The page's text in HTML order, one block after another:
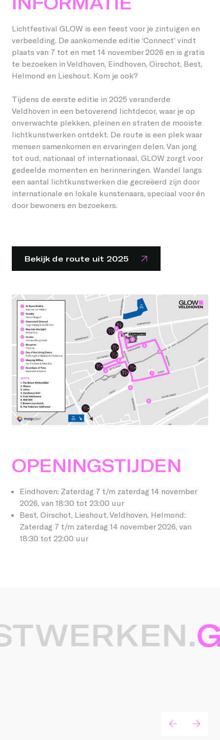
Permanente werken
Vorige edities
Oirschot
Veldhoven
Word host
Onze partners en vrienden
Bedrijven
Kinderen
Vrijwilligers
Creatieven
Vacatures
Over GLOW
Over het Festival
Vorige edities
Nieuws
Contact
Lichtfestival GLOW is een feest voor je zintuigen en
verbeelding. De aankomende editie ‘Connect’ vindt
plaats van 7 tot en met 14 november 2026 en is gratis
te bezoeken in Veldhoven, Eindhoven, Oirschot, Best,
Helmond en Lieshout. Kom je ook?
Tijdens de eerste editie in 2025 veranderde
Veldhoven in een betoverend lichtdecor, waar je op
onverwachte plekken, pleinen en straten de mooiste
lichtkunstwerken ontdekt. De route is een plek waar
mensen samenkomen en ervaringen delen. Van jong
tot oud, nationaal of internationaal, GLOW zorgt voor
gedeelde momenten en herinneringen. Wandel langs
een aantal lichtkunstwerken die gecreëerd zijn door
internationale en lokale kunstenaars, speciaal voor én
door bewoners en bezoekers.
Bekijk de route uit 2025
OPENINGSTIJDEN
Eindhoven: Zaterdag 7 t/m zaterdag 14 november
2026, van 18:30 tot 23:00 uur
Best, Oirschot, Lieshout, Veldhoven, Helmond:
Zaterdag 7 t/m zaterdag 14 november 2026, van
18:30 tot 22:00 uur